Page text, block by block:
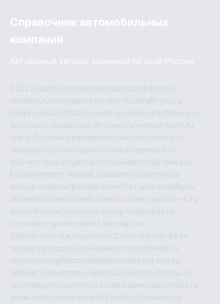
Справочник автомобильных
компаний
Актуальный каталог компаний по всей России
03223.ruufille.rukrasotata.ruprazdnikdushi.ru
veetbox.rucinemapost.ruciam-fr.rukraft-you.ru
mega-press.ru03223.ruweb-explore.ru rastenuya.ru
eurovision-russia.rustrah-news.rufreeride-team.ru
itrack-24.rusexshopexpress.ruautostudiopro.ru
alabuga-cityhotel.rupornv.ruatlantpereezd.ru
bud-em-znakomye.rua-cdc.ruelektrostal-news.ru
korolevremont-market.rubudem-znakomye.ru
oooagrosnab.rufpodaso.ruemfire.rupro-otdelky.ru
ukrasotki.ruseksuzbek.ruseks-uzbek.ruporno-vk.ru
sovratili.ruolecoon.ruvd-dosug.ruadonyev.ru
rbc-news.ruporno-skvirt.rukrospr.ru
13autor-kolonka.rusormol.ru2rich.ru hostel-65.ru
hostserve.ruporno-na-russkom.ru mishinlab.ru
neznobi.rubigfatcc.ru habble.rustarbucksvia.ru
delfinet.rusilvernano.ruelestal.ruvektor-doroga.ru
velotrenajery.rupronso54.ru lenasever.ru lovinskix.ru
show-pets.rusmartnews03.rudiscofoxworld.ru